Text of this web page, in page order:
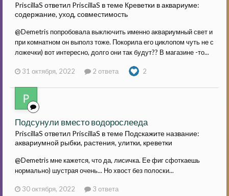
PriscillaS ответил PriscillaS в теме Креветки в аквариуме:
содержание, уход, совместимость
@Demetris попробовала выключить именно аквариумный свет и
при комнатном он выполз тоже. Покорила его циклопом чуть не с
ложечки) вот интересно, долго они так будут?? В магазине -то...
31 октября, 2022 2 ответа 2
Подсунули вместо водорослееда
PriscillaS ответил PriscillaS в теме Подскажите название:
аквариумной рыбки, растения, улитки, креветки
@Demetris мне кажется, что да, лисичка. Ее фиг сфоткаешь
нормально) шустрая очень... Но хвост без полоски...
30 октября, 2022 3 ответа